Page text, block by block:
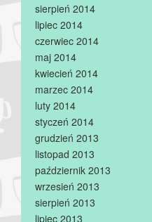
sierpień 2014
lipiec 2014
czerwiec 2014
maj 2014
kwiecień 2014
marzec 2014
luty 2014
styczeń 2014
grudzień 2013
listopad 2013
październik 2013
wrzesień 2013
sierpień 2013
lipiec 2013